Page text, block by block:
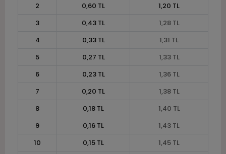
2
0,60 TL
1,20 TL
3
0,43 TL
1,28 TL
4
0,33 TL
1,31 TL
5
0,27 TL
1,33 TL
6
0,23 TL
1,36 TL
7
0,20 TL
1,38 TL
8
0,18 TL
1,40 TL
9
0,16 TL
1,43 TL
10
0,15 TL
1,45 TL